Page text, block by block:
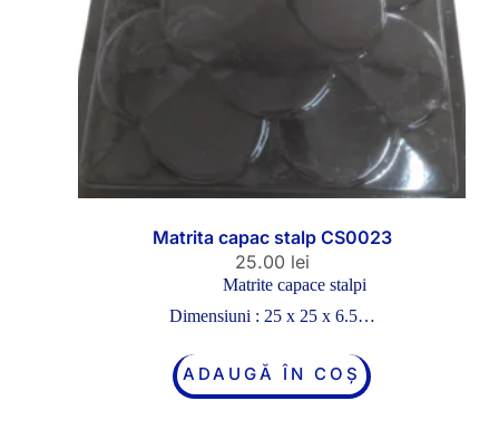
Matrita capac stalp CS0023
25.00 lei
Matrite capace stalpi
Dimensiuni : 25 x 25 x 6.5…
ADAUGĂ ÎN COȘ